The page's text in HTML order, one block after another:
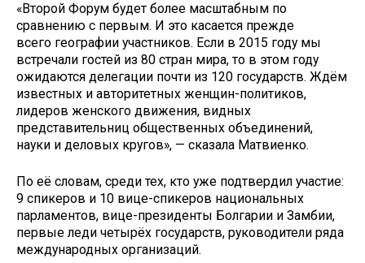
«Второй Форум будет более масштабным по
сравнению с первым. И это касается прежде
всего географии участников. Если в 2015 году мы
встречали гостей из 80 стран мира, то в этом году
ожидаются делегации почти из 120 государств. Ждём
известных и авторитетных женщин-политиков,
лидеров женского движения, видных
представительниц общественных объединений,
науки и деловых кругов», — сказала Матвиенко.
По её словам, среди тех, кто уже подтвердил участие:
9 спикеров и 10 вице-спикеров национальных
парламентов, вице-президенты Болгарии и Замбии,
первые леди четырёх государств, руководители ряда
международных организаций.